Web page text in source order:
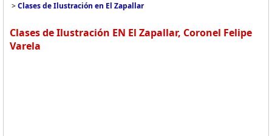
>Clases de Ilustración en El Zapallar
Clases de Ilustración EN El Zapallar, Coronel Felipe
Varela